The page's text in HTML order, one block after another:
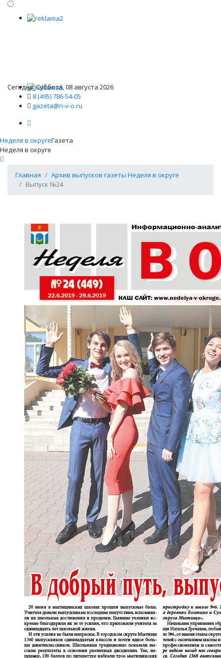
Сегодня: Суббота, 08 августа 2026
8 (495) 786-54-05
gazeta@n-v-o.ru
Неделя в округеГазета
Неделя в округе
Главная
Архив выпусков газеты Неделя в округе
Выпуск №24